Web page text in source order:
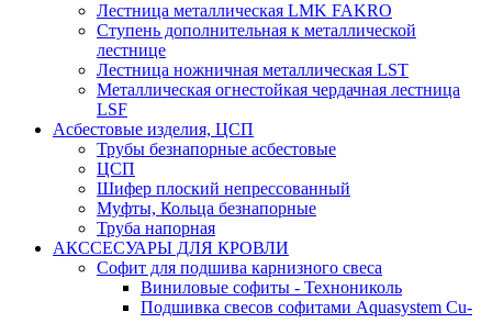
Лестница металлическая LMK FAKRO
Ступень дополнительная к металлической
лестнице
Лестница ножничная металлическая LST
Металлическая огнестойкая чердачная лестница
LSF
Асбестовые изделия, ЦСП
Трубы безнапорные асбестовые
ЦСП
Шифер плоский непрессованный
Муфты, Кольца безнапорные
Труба напорная
АКССЕСУАРЫ ДЛЯ КРОВЛИ
Софит для подшива карнизного свеса
Виниловые софиты - Технониколь
Подшивка свесов софитами Aquasystem Cu-